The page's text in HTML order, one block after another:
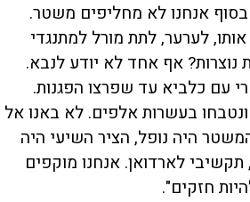
אנחנו לא מחליפים משטר.
לערער, לתת מורל למתנגדי
נוצרות? אף אחד לא יודע לנבא.
עם כלביא עד שפרצו הפגנות.
בעשרות אלפים. לא באנו אל
היה נופל, הציר השיעי היה
תקשיבי לארדואן. אנחנו מוקפים
חזקים".